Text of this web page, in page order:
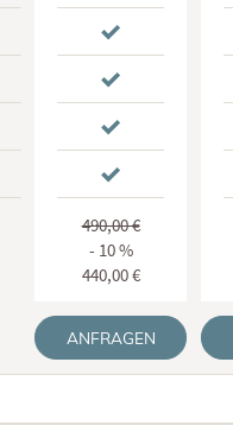
490,00 €
- 10 %
440,00 €
ANFRAGEN